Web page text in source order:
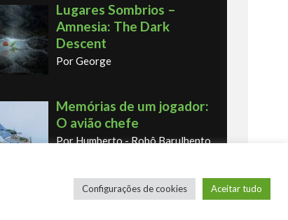
Lugares Sombrios –
Amnesia: The Dark
Descent
Por George
Memórias de um jogador:
O avião chefe
Por Humberto - Robô Barulhento
Memórias de um jogador:
Configurações de cookies Aceitar tudo